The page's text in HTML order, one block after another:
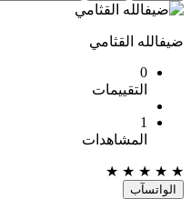
ضيفالله القثامي
0
التقييمات
1
المشاهدات
★
★
★
★
★
الواتسآب